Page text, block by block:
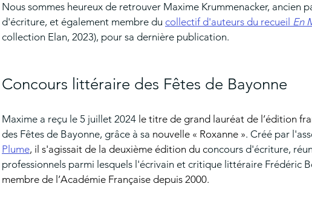
Nous sommes heureux de retrouver Maxime Krummenacker, ancien
d'écriture, et également membre du collectif d'auteurs du recueil En
collection Elan, 2023), pour sa dernière publication.
Concours littéraire des Fêtes de Bayonne
Maxime a reçu le 5 juillet 2024 le titre de grand lauréat de l’édition
des Fêtes de Bayonne, grâce à sa nouvelle « Roxanne ». Créé par
Plume, il s'agissait de la deuxième édition du concours d'écriture,
professionnels parmi lesquels l'écrivain et critique littéraire Frédéric
membre de l’Académie Française depuis 2000.